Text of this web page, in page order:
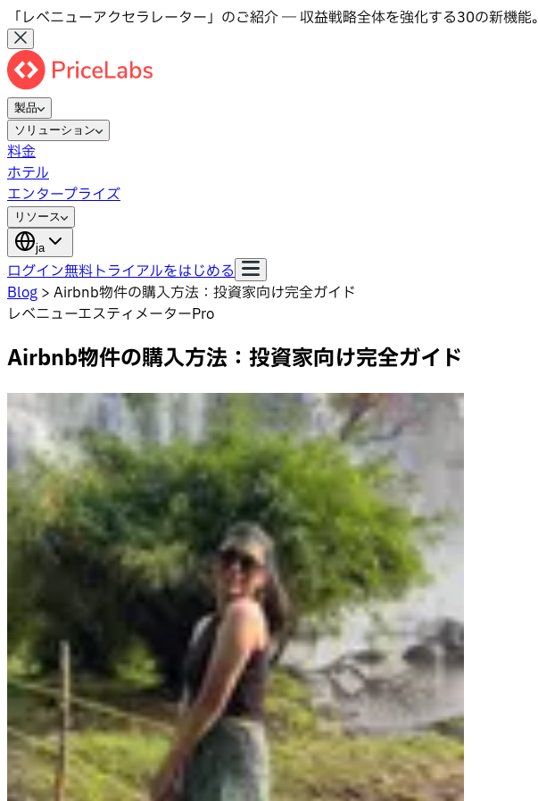
「レベニューアクセラレーター」のご紹介 ― 収益戦略全体を強化する30の新機能。
製品
ソリューション
料金
ホテル
エンタープライズ
リソース
ja
ログイン無料トライアルをはじめる
Blog > Airbnb物件の購入方法：投資家向け完全ガイド
レベニューエスティメーターPro
Airbnb物件の購入方法：投資家向け完全ガイド